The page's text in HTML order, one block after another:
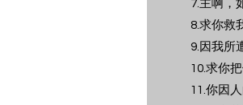
7.主啊，
8.求你救
9.因我所
10.求你
11.你因